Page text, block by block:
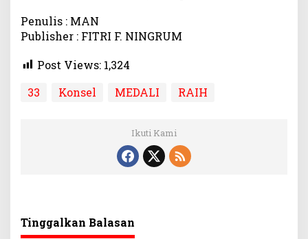
Penulis : MAN
Publisher : FITRI F. NINGRUM
Post Views: 1,324
33
Konsel MEDALI RAIH
Ikuti Kami
Tinggalkan Balasan